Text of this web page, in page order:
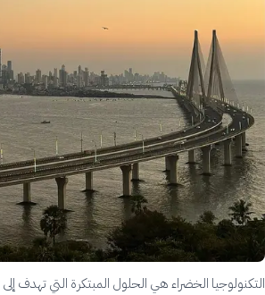
التكنولوجيا الخضراء هي الحلول المبتكرة التي تهدف